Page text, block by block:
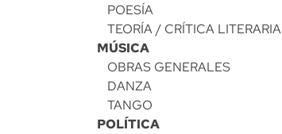
POESÍA
TEORÍA / CRÍTICA LITERARIA
MÚSICA
OBRAS GENERALES
DANZA
TANGO
POLÍTICA